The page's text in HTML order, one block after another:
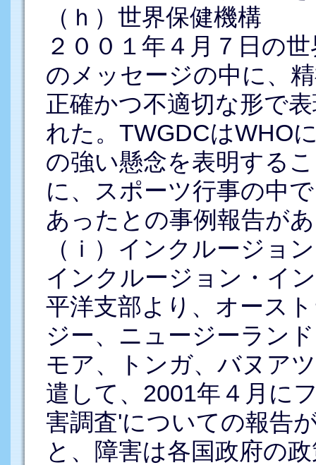
（ｈ）世界保健機構
２００１年４月７日の
のメッセージの中に、
正確かつ不適切な形で
れた。TWGDCはWHO
の強い懸念を表明する
に、スポーツ行事の中
あったとの事例報告が
（ｉ）インクルージョ
インクルージョン・イ
平洋支部より、オース
ジー、ニュージーラン
モア、トンガ、バヌア
遣して、2001年４月に
害調査'についての報告
と、障害は各国政府の